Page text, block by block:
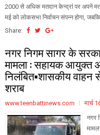
2000 से अधिक मतदान केन्द्रां पर अपने
मई को लोकसभा निर्वाचन संपन्न होगा,
Share:
नगर निगम सागर के
मामला : सहायक
निलंबित▪️शासकीय
शराब
www.teenbattinews.com मार्च
नगर